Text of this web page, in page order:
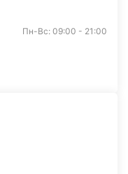
Пн-Вс: 09:00 - 21:00